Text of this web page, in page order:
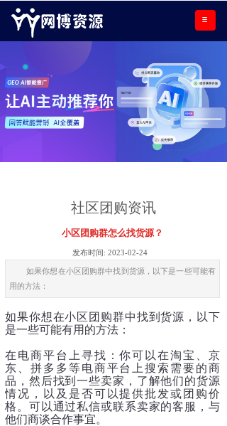
社区团购资讯
小区团购群怎么找货源？
发布时间: 2023-02-24
如果你想在小区团购群中找到货源，以下是一些可能有
用的方法：
如果你想在小区团购群中找到货源，以下
是一些可能有用的方法：
在电商平台上寻找：你可以在淘宝、京
东、拼多多等电商平台上搜索需要的商
品，然后找到一些卖家，了解他们的货源
情况，以及是否可以提供批发或团购价
格。可以通过私信或联系卖家的客服，与
他们商谈合作事宜。